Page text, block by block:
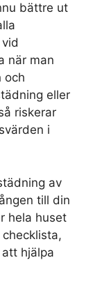
bättre ut
när man
och
eller
riskerar
i
av
till din
hela huset
hjälpa